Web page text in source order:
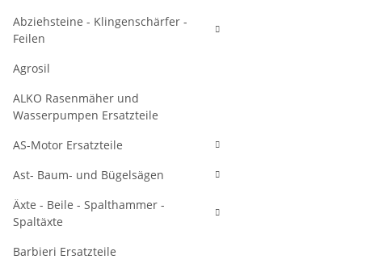
Abziehsteine - Klingenschärfer -
Feilen
Agrosil
ALKO Rasenmäher und
Wasserpumpen Ersatzteile
AS-Motor Ersatzteile
Ast- Baum- und Bügelsägen
Äxte - Beile - Spalthammer -
Spaltäxte
Barbieri Ersatzteile